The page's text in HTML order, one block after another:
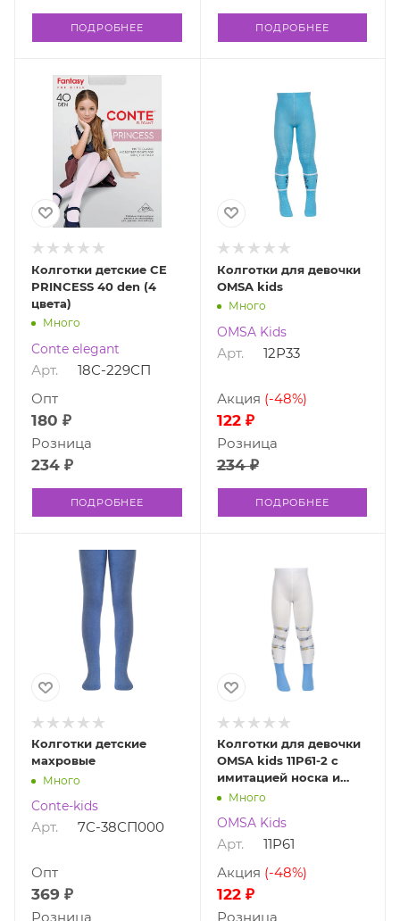
ПОДРОБНЕЕ ПОДРОБНЕЕ
Колготки детские CE
PRINCESS 40 den (4
цвета)
Много
Conte elegant
Арт. 18С-229СП
180 ₽
Опт
234 ₽
Розница
ПОДРОБНЕЕ
Колготки для девочки
OMSA kids
Много
OMSA Kids
Арт. 12Р33
122 ₽
Акция (-48%)
234 ₽
Розница
ПОДРОБНЕЕ
Колготки детские
махровые
Много
Conte-kids
Арт. 7С-38СП000
369 ₽
Опт
Розница
Колготки для девочки
OMSA kids 11P61-2 с
имитацией носка и
рисунком (котик)
Много
OMSA Kids
Арт. 11P61
122 ₽
Акция (-48%)
Розница